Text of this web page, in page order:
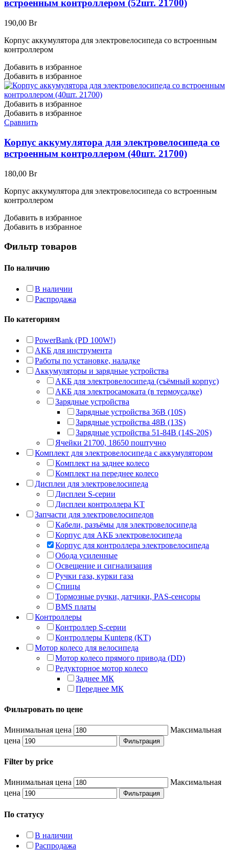
встроенным контроллером (52шт. 21700)
190,00 Br
Корпус аккумулятора для электровелосипеда со встроенным
контроллером
Добавить в избранное
Добавить в избранное
Добавить в избранное
Добавить в избранное
Сравнить
Корпус аккумулятора для электровелосипеда со
встроенным контроллером (40шт. 21700)
180,00 Br
Корпус аккумулятора для электровелосипеда со встроенным
контроллером
Добавить в избранное
Добавить в избранное
Фильтр товаров
По наличию
В наличии
Распродажа
По категориям
PowerBank (PD 100W!)
АКБ для инструмента
Работы по установке, наладке
Аккумуляторы и зарядные устройства
АКБ для электровелосипеда (съёмный корпус)
АКБ для электросамоката (в термоусадке)
Зарядные устройства
Зарядные устройства 36В (10S)
Зарядные устройства 48В (13S)
Зарядные устройства 51-84В (14S-20S)
Ячейки 21700, 18650 поштучно
Комплект для электровелосипеда с аккумулятором
Комплект на заднее колесо
Комплект на переднее колесо
Дисплеи для электровелосипеда
Дисплеи S-серии
Дисплеи контроллера KT
Запчасти для электровелосипедов
Кабели, разъёмы для электровелосипеда
Корпус для АКБ электровелосипеда
Корпус для контроллера электровелосипеда
Обода усиленные
Освещение и сигнализация
Ручки газа, курки газа
Спицы
Тормозные ручки, датчики, PAS-сенсоры
BMS платы
Контроллеры
Контроллер S-серии
Контроллеры Kunteng (KT)
Мотор колесо для велосипеда
Мотор колесо прямого привода (DD)
Редукторное мотор колесо
Заднее МК
Переднее МК
Фильтровать по цене
Минимальная цена
Максимальная
цена
Фильтрация
Filter by price
Минимальная цена
Максимальная
цена
Фильтрация
По статусу
В наличии
Распродажа